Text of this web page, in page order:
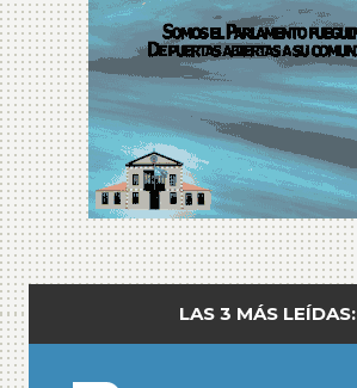
LAS 3 MÁS LEÍDAS: